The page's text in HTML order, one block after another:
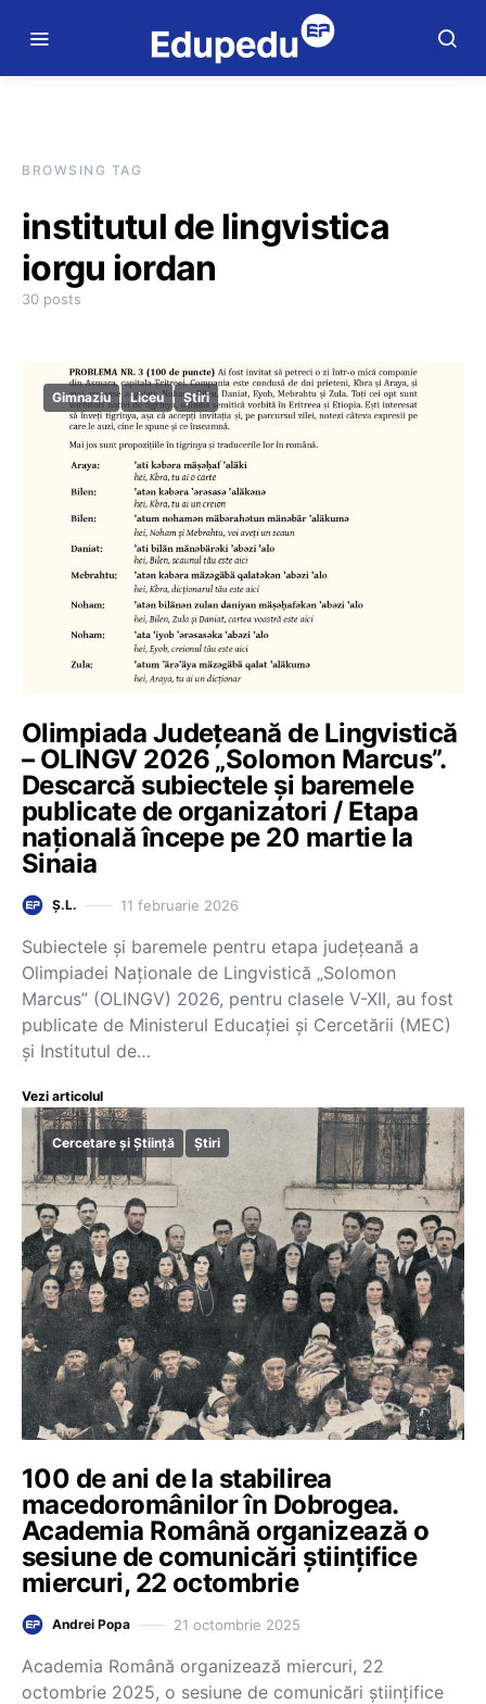
BROWSING TAG
institutul de lingvistica
iorgu iordan
30 posts
Gimnaziu Liceu Știri
Olimpiada Județeană de Lingvistică
– OLINGV 2026 „Solomon Marcus”.
Descarcă subiectele și baremele
publicate de organizatori / Etapa
națională începe pe 20 martie la
Sinaia
Ș.L. 11 februarie 2026
Subiectele și baremele pentru etapa județeană a
Olimpiadei Naționale de Lingvistică „Solomon
Marcus” (OLINGV) 2026, pentru clasele V-XII, au fost
publicate de Ministerul Educației și Cercetării (MEC)
și Institutul de…
Vezi articolul
Cercetare și Știință Știri
100 de ani de la stabilirea
macedoromânilor în Dobrogea.
Academia Română organizează o
sesiune de comunicări științifice
miercuri, 22 octombrie
Andrei Popa 21 octombrie 2025
Academia Română organizează miercuri, 22
octombrie 2025, o sesiune de comunicări științifice